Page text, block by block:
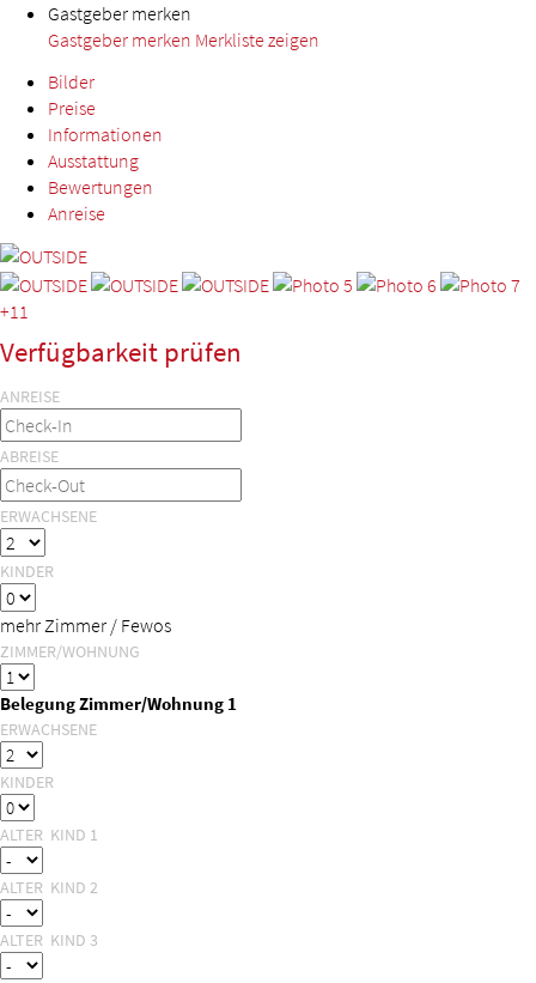
Gastgeber merken
Gastgeber merken Merkliste zeigen
Bilder
Preise
Informationen
Ausstattung
Bewertungen
Anreise
+11
Verfügbarkeit prüfen
ANREISE
ABREISE
ERWACHSENE
KINDER
mehr Zimmer / Fewos
ZIMMER/WOHNUNG
Belegung Zimmer/Wohnung 1
ERWACHSENE
KINDER
ALTER KIND 1
ALTER KIND 2
ALTER KIND 3